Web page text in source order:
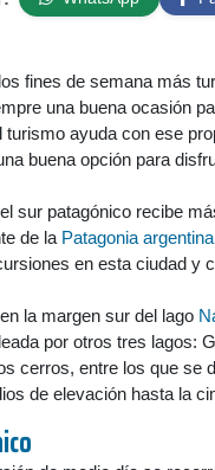
fines de semana más
una buena ocasión
turismo ayuda con ese
buena opción para
sur patagónico recibe
de la Patagonia argentina
en esta ciudad y
la margen sur del lago
por otros tres lagos:
cerros, entre los que se
de elevación hasta la